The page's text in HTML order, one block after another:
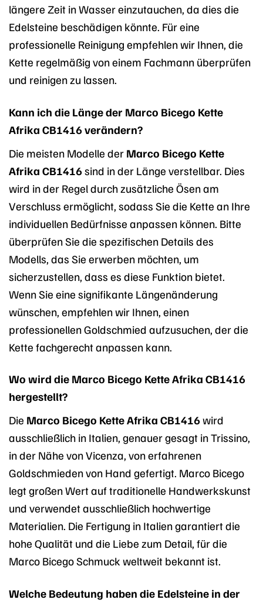
längere Zeit in Wasser einzutauchen, da dies die
Edelsteine beschädigen könnte. Für eine
professionelle Reinigung empfehlen wir Ihnen, die
Kette regelmäßig von einem Fachmann überprüfen
und reinigen zu lassen.
Kann ich die Länge der Marco Bicego Kette
Afrika CB1416 verändern?
Die meisten Modelle der Marco Bicego Kette
Afrika CB1416sind in der Länge verstellbar. Dies
wird in der Regel durch zusätzliche Ösen am
Verschluss ermöglicht, sodass Sie die Kette an Ihre
individuellen Bedürfnisse anpassen können. Bitte
überprüfen Sie die spezifischen Details des
Modells, das Sie erwerben möchten, um
sicherzustellen, dass es diese Funktion bietet.
Wenn Sie eine signifikante Längenänderung
wünschen, empfehlen wir Ihnen, einen
professionellen Goldschmied aufzusuchen, der die
Kette fachgerecht anpassen kann.
Wo wird die Marco Bicego Kette Afrika CB1416
hergestellt?
Die Marco Bicego Kette Afrika CB1416wird
ausschließlich in Italien, genauer gesagt in Trissino,
in der Nähe von Vicenza, von erfahrenen
Goldschmieden von Hand gefertigt. Marco Bicego
legt großen Wert auf traditionelle Handwerkskunst
und verwendet ausschließlich hochwertige
Materialien. Die Fertigung in Italien garantiert die
hohe Qualität und die Liebe zum Detail, für die
Marco Bicego Schmuck weltweit bekannt ist.
Welche Bedeutung haben die Edelsteine in der